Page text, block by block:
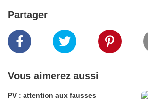
Partager
Vous aimerez aussi
PV : attention aux fausses